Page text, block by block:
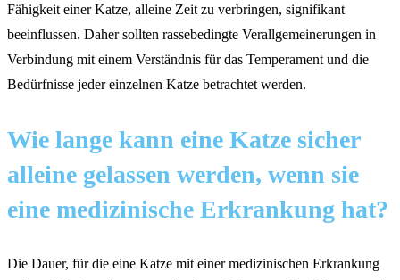
Fähigkeit einer Katze, alleine Zeit zu verbringen, signifikant
beeinflussen. Daher sollten rassebedingte Verallgemeinerungen in
Verbindung mit einem Verständnis für das Temperament und die
Bedürfnisse jeder einzelnen Katze betrachtet werden.
Wie lange kann eine Katze sicher
alleine gelassen werden, wenn sie
eine medizinische Erkrankung hat?
Die Dauer, für die eine Katze mit einer medizinischen Erkrankung